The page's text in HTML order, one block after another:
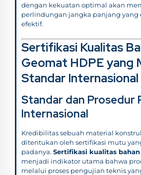
dengan kekuatan optimal akan
perlindungan jangka panjang yang
efektif.
Sertifikasi Kualitas
Geomat HDPE yang
Standar Internasional
Standar dan Prosedur
Internasional
Kredibilitas sebuah material
ditentukan oleh sertifikasi mutu
padanya. Sertifikasi kualitas bahan
menjadi indikator utama bahwa
melalui proses pengujian teknis